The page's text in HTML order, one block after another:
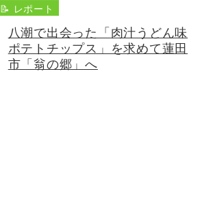
📝 レポート
八潮で出会った「肉汁うどん味
ポテトチップス」を求めて蓮田
市「翁の郷」へ